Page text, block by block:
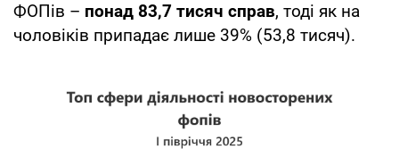
ФОПів – понад 83,7 тисяч справ, тоді як на
чоловіків припадає лише 39% (53,8 тисяч).